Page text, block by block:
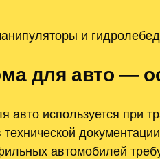
и
для авто —
авто используется при
автомобилей